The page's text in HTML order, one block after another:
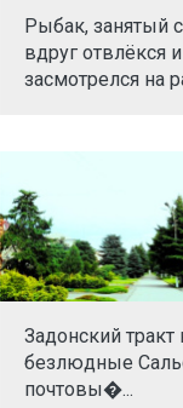
Рыбак, занятый
вдруг отвлёкся
засмотрелся на
Задонский тракт
безлюдные
почтовы�...